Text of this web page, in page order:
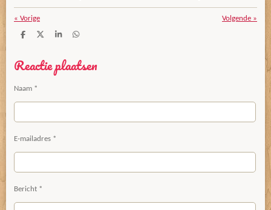
« Vorige Volgende »
D
e
n
D
l
S
e
D
n
Reactie plaatsen
Naam *
E-mailadres *
Bericht *